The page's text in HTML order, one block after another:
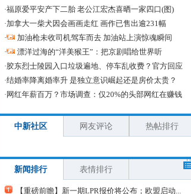
·福原爱平安产下二胎 老公江宏杰喜晒一家四口(图)
·加拿大一柴犬因会画画走红 画作已售出逾231幅
·
加油枪未收司机驾车而去 加油站上演惊魂瞬间
·
漂洋过海的“洋美猴王”：把京剧唱给世界听
·胶东烈士陵园入口垃圾遍地、停车乱收费？官方回应
·结婚率降离婚率升 是独立意识崛起还是房价太贵？
· 网红年薪百万？市场调查：仅20%的头部网红在赚钱
中新社区 网友评论 热帖排行
新闻排行 表情排行
【重磅前瞻】新一期LPR报价将公布；欧盟启动...